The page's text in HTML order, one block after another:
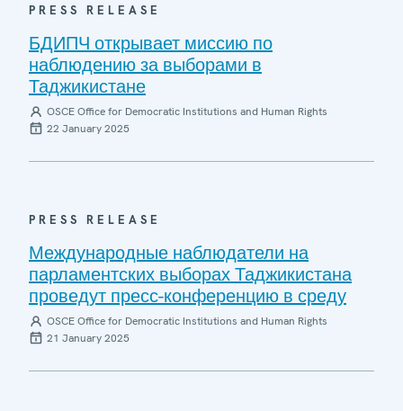
PRESS RELEASE
БДИПЧ открывает миссию по
наблюдению за выборами в
Таджикистане
OSCE Office for Democratic Institutions and Human Rights
22 January 2025
PRESS RELEASE
Международные наблюдатели на
парламентских выборах Таджикистана
проведут пресс-конференцию в среду
OSCE Office for Democratic Institutions and Human Rights
21 January 2025